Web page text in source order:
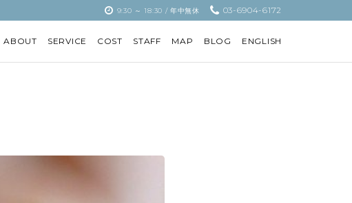
9:30 ～ 18:30 / 年中無休 03-6904-6172
ABOUT SERVICE COST STAFF MAP BLOG ENGLISH